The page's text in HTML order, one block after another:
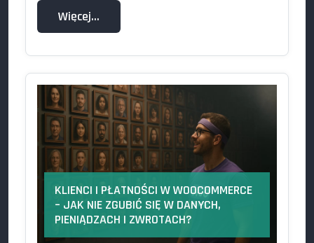
Więcej…
KLIENCI I PŁATNOŚCI W WOOCOMMERCE
– JAK NIE ZGUBIĆ SIĘ W DANYCH,
PIENIĄDZACH I ZWROTACH?